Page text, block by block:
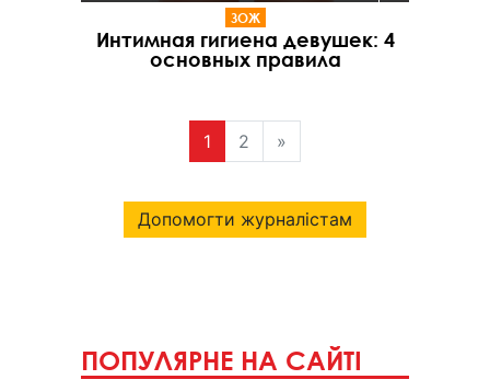
ЗОЖ
Интимная гигиена девушек: 4
основных правила
1 2 »
Допомогти журналістам
ПОПУЛЯРНЕ НА САЙТІ